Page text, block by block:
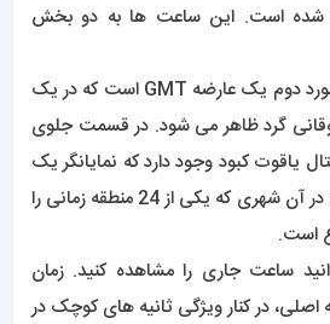
شده است. این ساعت ها به دو بخش
Epic X و Epic SF24. مورد دوم یک عارضه GMT است که در یک
فوقانی گرد ظاهر می شود. در قسمت جلوی
یاقوت کبود وجود دارد که نمایانگر یک
فلپ تقسیم شده است که در آن شهری که یکی از 24 منطقه زمانی را
است.
ساعت جاری را مشاهده کنید. زمان
اصلی، در کنار ویژگی ثانیه های کوچک در